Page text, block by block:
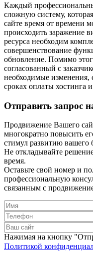
Каждый
сложную систему,
сайте время от времени
происходить заражение
ресурса необходим
совершенствование
обновление. Помимо
согласованный с
необходимые изменения,
сроках оплаты хостинга и
Отправить запрос
Продвижение Вашего
многократно повысить
стимул развитию вашего
Не откладывайте
время.
Оставьте свой номер и
профессиональную
связанным с
Нажимая на кнопку
Политикой